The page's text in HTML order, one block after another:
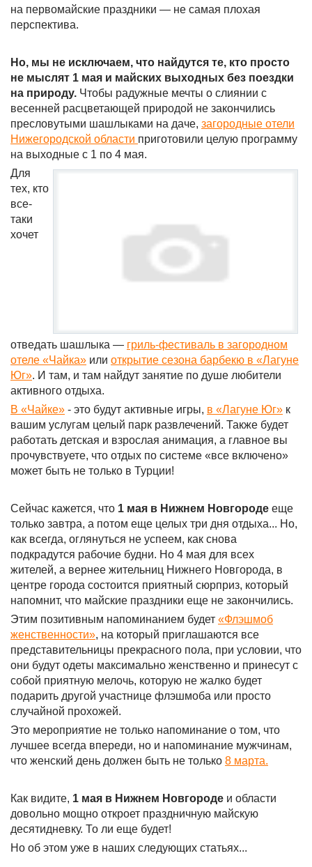
на первомайские праздники — не самая плохая
перспектива.
Но, мы не исключаем, что найдутся те, кто просто
не мыслят 1 мая и майских выходных без поездки
на природу. Чтобы радужные мечты о слиянии с
весенней расцветающей природой не закончились
пресловутыми шашлыками на даче, загородные отели
Нижегородской области приготовили целую программу
на выходные с 1 по 4 мая.
Для
тех, кто
все-
таки
хочет
отведать шашлыка — гриль-фестиваль в загородном
отеле «Чайка» или открытие сезона барбекю в «Лагуне
Юг». И там, и там найдут занятие по душе любители
активного отдыха.
В «Чайке» - это будут активные игры, в «Лагуне Юг» к
вашим услугам целый парк развлечений. Также будет
работать детская и взрослая анимация, а главное вы
прочувствуете, что отдых по системе «все включено»
может быть не только в Турции!
Сейчас кажется, что 1 мая в Нижнем Новгороде еще
только завтра, а потом еще целых три дня отдыха... Но,
как всегда, оглянуться не успеем, как снова
подкрадутся рабочие будни. Но 4 мая для всех
жителей, а вернее жительниц Нижнего Новгорода, в
центре города состоится приятный сюрприз, который
напомнит, что майские праздники еще не закончились.
Этим позитивным напоминанием будет «Флэшмоб
женственности», на который приглашаются все
представительницы прекрасного пола, при условии, что
они будут одеты максимально женственно и принесут с
собой приятную мелочь, которую не жалко будет
подарить другой участнице флэшмоба или просто
случайной прохожей.
Это мероприятие не только напоминание о том, что
лучшее всегда впереди, но и напоминание мужчинам,
что женский день должен быть не только 8 марта.
Как видите, 1 мая в Нижнем Новгороде и области
довольно мощно откроет праздничную майскую
десятидневку. То ли еще будет!
Но об этом уже в наших следующих статьях...